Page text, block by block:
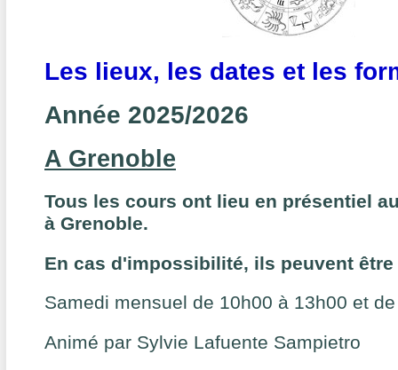
Les lieux, les dates et les
Année 2025/2026
A Grenoble
Tous les cours ont lieu en présentiel
à Grenoble.
En cas d'impossibilité, ils peuvent
Samedi mensuel de 10h00 à 13h00 et
Animé par Sylvie Lafuente Sampietro